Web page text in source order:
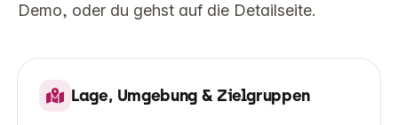
Demo, oder du gehst auf die Detailseite.
LIVE-DEMO
Lage, Umgebung & Zielgruppen